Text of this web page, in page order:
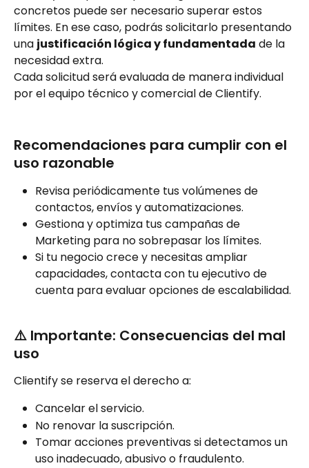
concretos puede ser necesario superar estos
límites. En ese caso, podrás solicitarlo presentando
una justificación lógica y fundamentada de la
necesidad extra.
Cada solicitud será evaluada de manera individual
por el equipo técnico y comercial de Clientify.
Recomendaciones para cumplir con el
uso razonable
Revisa periódicamente tus volúmenes de
contactos, envíos y automatizaciones.
Gestiona y optimiza tus campañas de
Marketing para no sobrepasar los límites.
Si tu negocio crece y necesitas ampliar
capacidades, contacta con tu ejecutivo de
cuenta para evaluar opciones de escalabilidad.
⚠️ Importante: Consecuencias del mal
uso
Clientify se reserva el derecho a:
Cancelar el servicio.
No renovar la suscripción.
Tomar acciones preventivas si detectamos un
uso inadecuado, abusivo o fraudulento.